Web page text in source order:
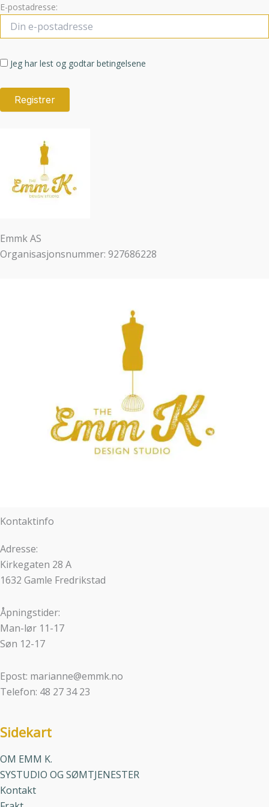
E-postadresse:
Jeg har lest og godtar betingelsene
Emmk AS
Organisasjonsnummer: 927686228
Kontaktinfo
Adresse:
Kirkegaten 28 A
1632 Gamle Fredrikstad
Åpningstider:
Man-lør 11-17
Søn 12-17
Epost: marianne@emmk.no
Telefon: 48 27 34 23
Sidekart
OM EMM K.
SYSTUDIO OG SØMTJENESTER
Kontakt